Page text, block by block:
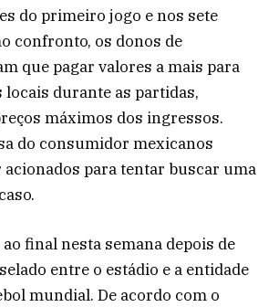
do primeiro jogo e nos sete
confronto, os donos de
que pagar valores a mais para
durante as partidas,
máximos dos ingressos.
do consumidor mexicanos
acionados para tentar buscar uma
final nesta semana depois de
entre o estádio e a entidade
mundial. De acordo com o